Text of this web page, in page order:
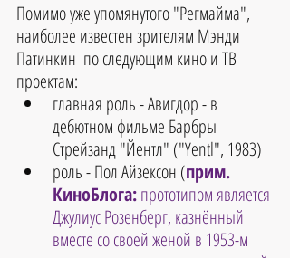
Помимо уже упомянутого "Регмайма",
наиболее известен зрителям Мэнди
Патинкин  по следующим кино и ТВ
проектам:
главная роль - Авигдор - в
дебютном фильме Барбры
Стрейзанд "Йентл" ("Yentl", 1983)
роль - Пол Айзексон (прим.
КиноБлога: прототипом является
Джулиус Розенберг, казнённый
вместе со своей женой в 1953-м